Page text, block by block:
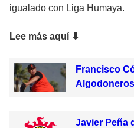
igualado con Liga Humaya.
Lee más aquí ⬇
Francisco
Javier Peña